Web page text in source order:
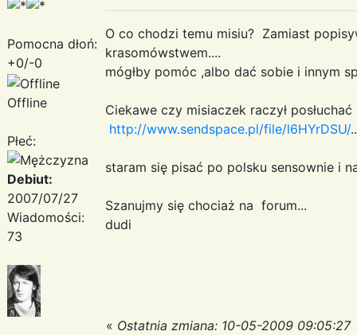
Pomocna dłoń:
+0/-0
Offline
Płeć:
Debiut:
2007/07/27
Wiadomości:
73
O co chodzi temu misiu? Zamiast
krasomówstwem....
mógłby pomóc ,albo dać sobie i innym
Ciekawe czy misiaczek raczył posłuchać
http://www.sendspace.pl/file/l6HYrDSU/
staram się pisać po polsku sensownie i
Szanujmy się chociaż na forum...
dudi
« Ostatnia zmiana: 10-05-2009 09:05:27